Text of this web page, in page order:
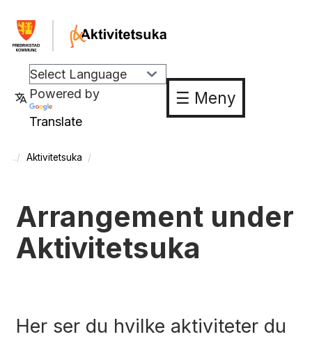
Powered by
Translate
☰ Meny
Aktivitetsuka
Arrangement under
Aktivitetsuka
Her ser du hvilke aktiviteter du